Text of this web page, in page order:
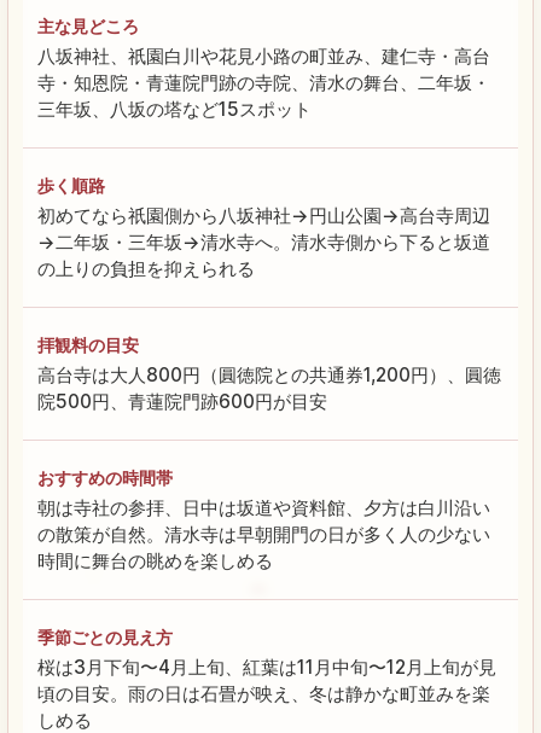
主な見どころ
八坂神社、祇園白川や花見小路の町並み、建仁寺・高台
寺・知恩院・青蓮院門跡の寺院、清水の舞台、二年坂・
三年坂、八坂の塔など15スポット
歩く順路
初めてなら祇園側から八坂神社→円山公園→高台寺周辺
→二年坂・三年坂→清水寺へ。清水寺側から下ると坂道
の上りの負担を抑えられる
拝観料の目安
高台寺は大人800円（圓徳院との共通券1,200円）、圓徳
院500円、青蓮院門跡600円が目安
おすすめの時間帯
朝は寺社の参拝、日中は坂道や資料館、夕方は白川沿い
の散策が自然。清水寺は早朝開門の日が多く人の少ない
時間に舞台の眺めを楽しめる
季節ごとの見え方
桜は3月下旬〜4月上旬、紅葉は11月中旬〜12月上旬が見
頃の目安。雨の日は石畳が映え、冬は静かな町並みを楽
しめる